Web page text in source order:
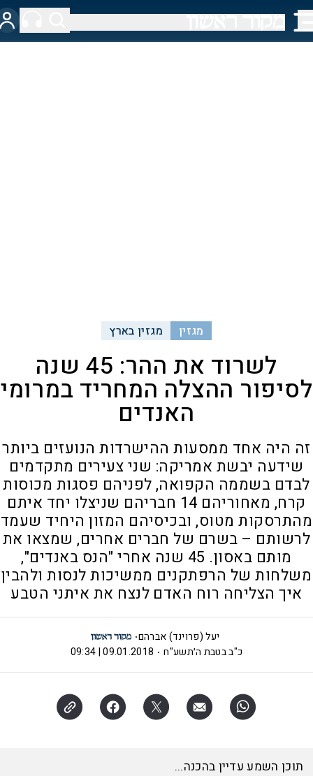
מגזין מגזין בארץ
לשרוד את ההר: 45 שנה
לסיפור ההצלה המחריד במרומי
האנדים
זה היה אחד ממסעות ההישרדות הנועזים ביותר
שידעה יבשת אמריקה: שני צעירים מתקדמים
לבדם בשממה הקפואה, לפניהם פסגות מכוסות
קרח, מאחוריהם 14 חבריהם שניצלו יחד איתם
מהתרסקות מטוס, ובכיסיהם המזון היחיד שעמד
לרשותם – בשרם של חברים אחרים, שמצאו את
מותם באסון. 45 שנה אחרי "הנס באנדים",
משלחות של הרפתקנים ממשיכות לנסות ולהבין
איך הצליחה רוח האדם לנצח את איתני הטבע
יעל (פרוינד) אברהם
כ"ב בטבת ה׳תשע"ח
09.01.2018 | 09:34
תוכן השמע עדיין בהכנה...